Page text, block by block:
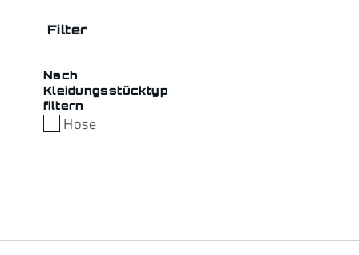
Filter
Nach
Kleidungsstücktyp
filtern
Hose